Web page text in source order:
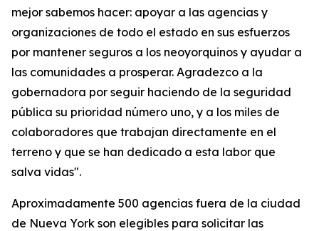
mejor sabemos hacer: apoyar a las agencias y
organizaciones de todo el estado en sus esfuerzos
por mantener seguros a los neoyorquinos y ayudar a
las comunidades a prosperar. Agradezco a la
gobernadora por seguir haciendo de la seguridad
pública su prioridad número uno, y a los miles de
colaboradores que trabajan directamente en el
terreno y que se han dedicado a esta labor que
salva vidas".
Aproximadamente 500 agencias fuera de la ciudad
de Nueva York son elegibles para solicitar las